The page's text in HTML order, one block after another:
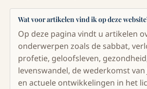
Wat voor artikelen vind ik op deze
Op deze pagina vindt u artikelen
onderwerpen zoals de sabbat,
profetie, geloofsleven,
levenswandel, de wederkomst van
en actuele ontwikkelingen in het